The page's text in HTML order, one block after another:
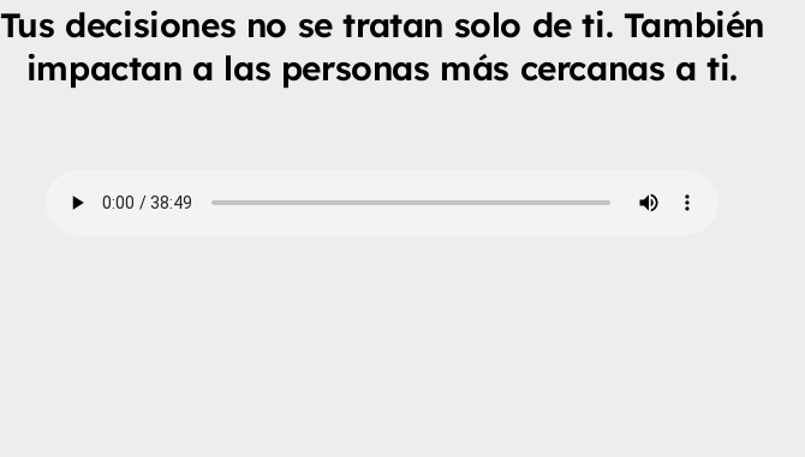
Tus decisiones no se tratan solo de ti. También
impactan a las personas más cercanas a ti.